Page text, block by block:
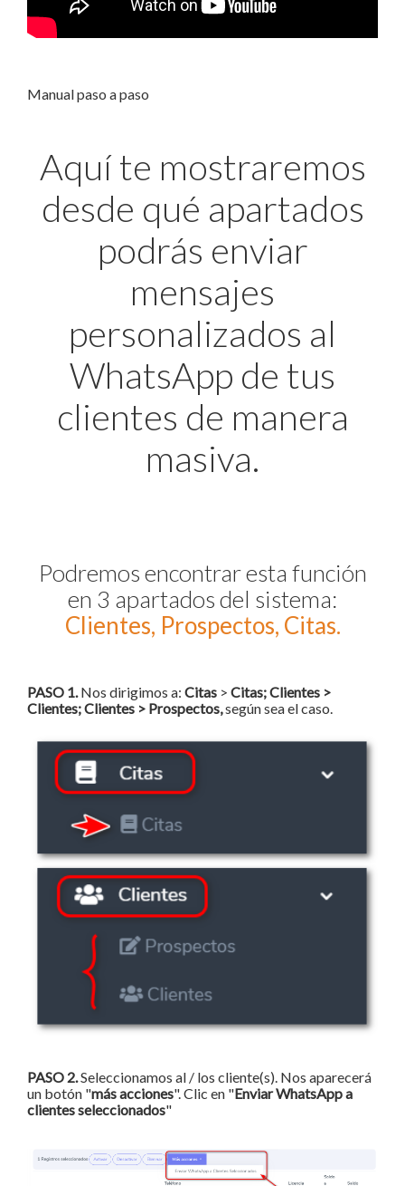
Manual paso a paso
Aquí te mostraremos
desde qué apartados
podrás enviar
mensajes
personalizados al
WhatsApp de tus
clientes de manera
masiva.
Podremos encontrar esta función
en 3 apartados del sistema:
Clientes, Prospectos, Citas.
PASO 1.Nos dirigimos a: Citas > Citas; Clientes >
Clientes; Clientes > Prospectos,según sea el caso.
PASO 2.Seleccionamos al / los cliente(s). Nos aparecerá
un botón "más acciones". Clic en "Enviar WhatsApp a
clientes seleccionados"